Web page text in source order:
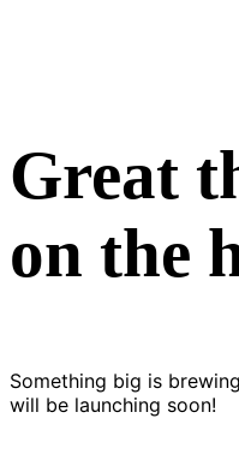
Great
on the
Something big is
will be launching soon!